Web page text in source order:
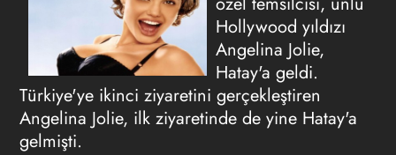
Hollywood yıldızı
Angelina Jolie,
Hatay'a geldi.
Türkiye'ye ikinci ziyaretini gerçekleştiren
Angelina Jolie, ilk ziyaretinde de yine Hatay'a
gelmişti.